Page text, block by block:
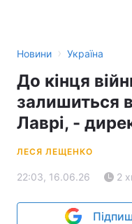
Новини › Україна
До кінця
залишиться
Лаврі, -
ЛЕСЯ ЛЕЩЕНКО
22:03, 16.06.26 2